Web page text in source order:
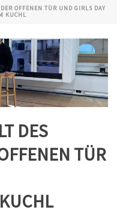
OFFENEN TÜR UND GIRLS DAY
KUCHL
DES
TÜR